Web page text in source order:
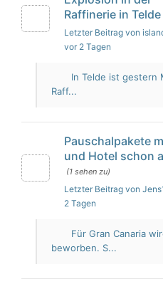
Raffinerie in Telde
Letzter Beitrag von
vor 2 Tagen
In Telde ist gestern
Raff...
Pauschalpakete
und Hotel schon
(1 sehen zu)
Letzter Beitrag von
2 Tagen
Für Gran Canaria
beworben. S...